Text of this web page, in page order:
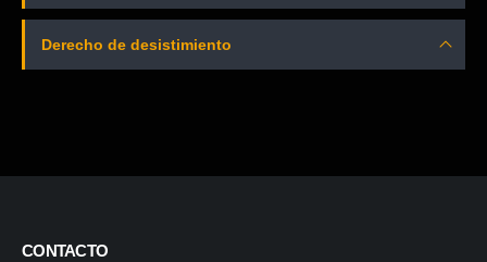
Derecho de desistimiento
CONTACTO